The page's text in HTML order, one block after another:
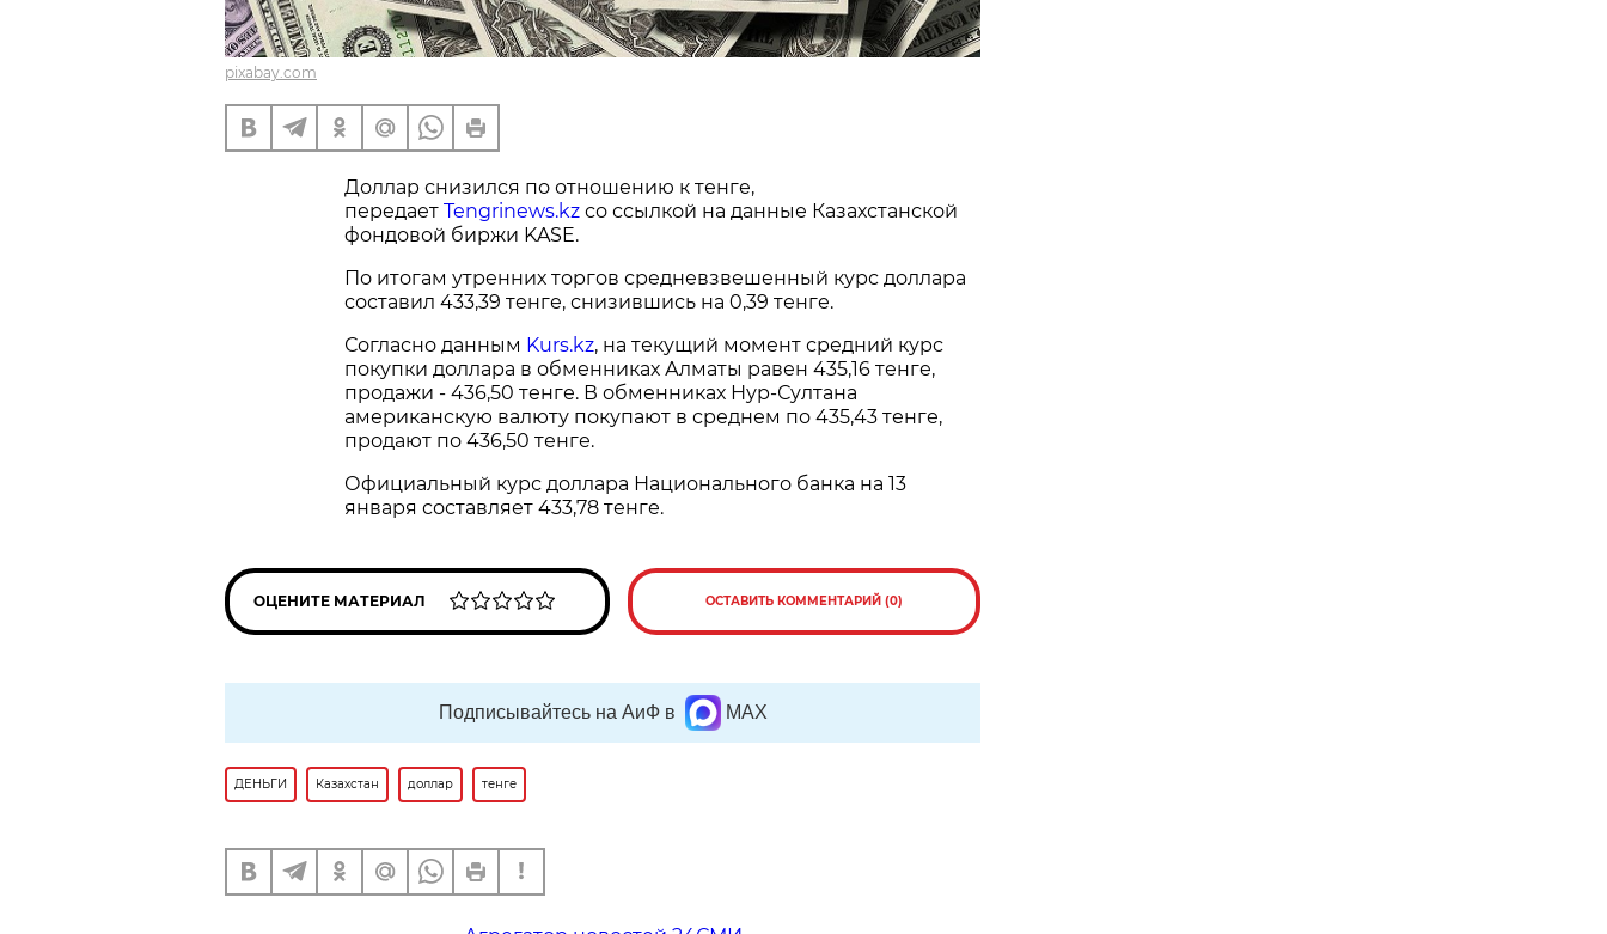
pixabay.com
Доллар снизился по отношению к тенге,
передает Tengrinews.kz со ссылкой на данные Казахстанской
фондовой биржи KASE.
По итогам утренних торгов средневзвешенный курс доллара
составил 433,39 тенге, снизившись на 0,39 тенге.
Согласно данным Kurs.kz, на текущий момент средний курс
покупки доллара в обменниках Алматы равен 435,16 тенге,
продажи - 436,50 тенге. В обменниках Нур-Султана
американскую валюту покупают в среднем по 435,43 тенге,
продают по 436,50 тенге.
Официальный курс доллара Национального банка на 13
января составляет 433,78 тенге.
ОЦЕНИТЕ МАТЕРИАЛ ОСТАВИТЬ КОММЕНТАРИЙ (0)
Подписывайтесь на АиФ в MAX
ДЕНЬГИ Казахстан доллар тенге